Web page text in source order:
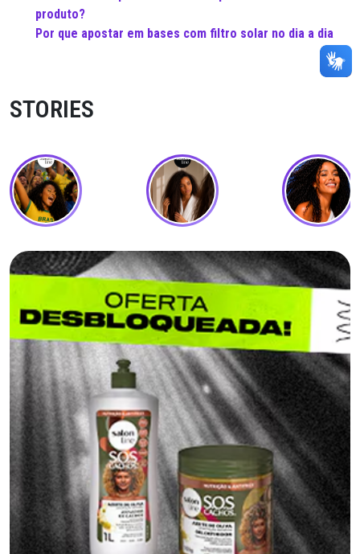
produto?
Por que apostar em bases com filtro solar no dia a dia
STORIES